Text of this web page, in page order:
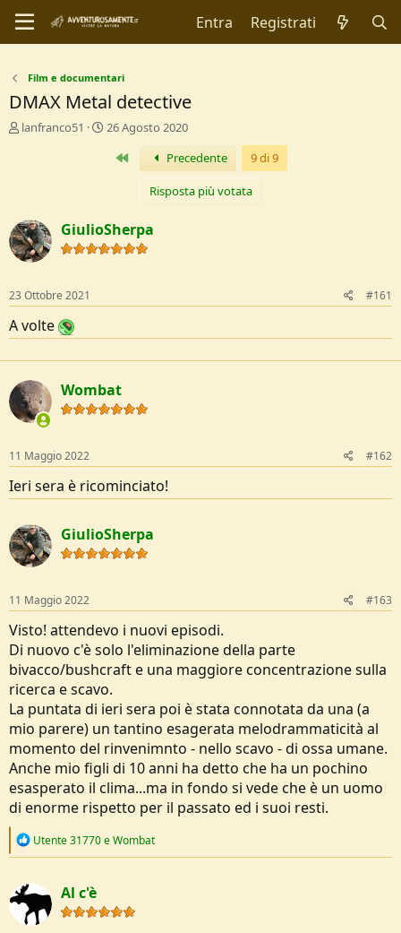
Entra Registrati
Film e documentari
DMAX Metal detective
C
r
e
D
c
u
s
o
n
e
lanfranco51
D
I
n
i
o
26 Agosto 2020
Primo Precedente 9 di 9
Risposta più votata
GiulioSherpa
23 Ottobre 2021 #161
A volte
Wombat
11 Maggio 2022 #162
Ieri sera è ricominciato!
GiulioSherpa
11 Maggio 2022 #163
Visto! attendevo i nuovi episodi.
Di nuovo c'è solo l'eliminazione della parte
bivacco/bushcraft e una maggiore concentrazione sulla
ricerca e scavo.
La puntata di ieri sera poi è stata connotata da una (a
mio parere) un tantino esagerata melodrammaticità al
momento del rinvenimnto - nello scavo - di ossa umane.
Anche mio figli di 10 anni ha detto che ha un pochino
esasperato il clima...ma in fondo si vede che è un uomo
di enorme rispetto per il passato ed i suoi resti.
R
c
t
i
o
Utente 31770eWombat
Al c'è